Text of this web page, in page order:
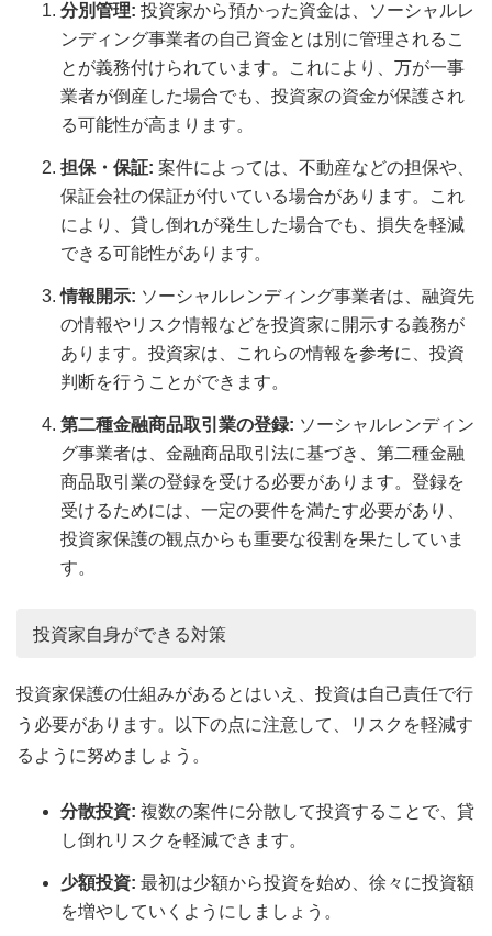
分別管理: 投資家から預かった資金は、ソーシャルレ
ンディング事業者の自己資金とは別に管理されるこ
とが義務付けられています。これにより、万が一事
業者が倒産した場合でも、投資家の資金が保護され
る可能性が高まります。
担保・保証: 案件によっては、不動産などの担保や、
保証会社の保証が付いている場合があります。これ
により、貸し倒れが発生した場合でも、損失を軽減
できる可能性があります。
情報開示: ソーシャルレンディング事業者は、融資先
の情報やリスク情報などを投資家に開示する義務が
あります。投資家は、これらの情報を参考に、投資
判断を行うことができます。
第二種金融商品取引業の登録: ソーシャルレンディン
グ事業者は、金融商品取引法に基づき、第二種金融
商品取引業の登録を受ける必要があります。登録を
受けるためには、一定の要件を満たす必要があり、
投資家保護の観点からも重要な役割を果たしていま
す。
投資家自身ができる対策
投資家保護の仕組みがあるとはいえ、投資は自己責任で行
う必要があります。以下の点に注意して、リスクを軽減す
るように努めましょう。
分散投資: 複数の案件に分散して投資することで、貸
し倒れリスクを軽減できます。
少額投資: 最初は少額から投資を始め、徐々に投資額
を増やしていくようにしましょう。